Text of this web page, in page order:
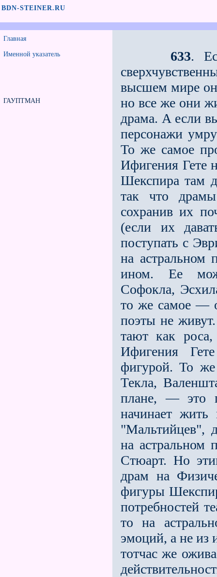
BDN-STEINER.RU
Главная
Именной указатель
ГАУПТМАН
633.
высшем мире
но все же они
драма. А если
персонажи
То же самое
Ифигения Гете
Шекспира там
так что
сохранив их
(если их
поступать с
на астральном
ином. Ее
Софокла,
то же самое —
поэты не
тают как
Ифигения
фигурой. То
Текла,
плане, — это
начинает
"Мальтийцев",
на астральном
Стюарт. Но
драм на
фигуры
потребностей
то на
эмоций, а не из
тотчас же